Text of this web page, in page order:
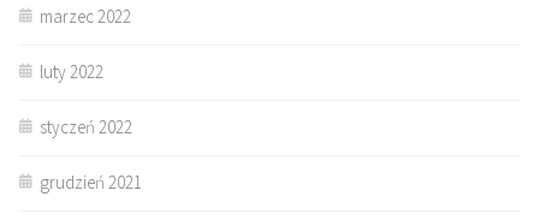
marzec 2022
luty 2022
styczeń 2022
grudzień 2021